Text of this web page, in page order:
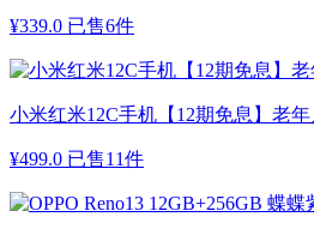
¥339.0 已售6件
小米红米12C手机【12期免息】老
¥499.0 已售11件